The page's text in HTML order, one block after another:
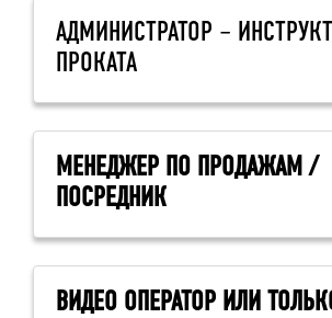
АДМИНИСТРАТОР –
ПРОКАТА
МЕНЕДЖЕР ПО ПРОДАЖАМ /
ПОСРЕДНИК
ВИДЕО ОПЕРАТОР ИЛИ